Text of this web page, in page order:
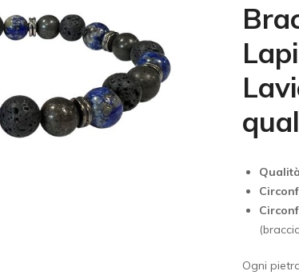
Ogni